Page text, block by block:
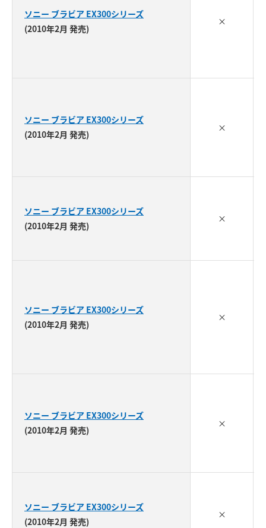
ソニー ブラビア EX300シリーズ
(2010年2月 発売)
×
ソニー ブラビア EX300シリーズ
(2010年2月 発売)
×
ソニー ブラビア EX300シリーズ
(2010年2月 発売)
×
ソニー ブラビア EX300シリーズ
(2010年2月 発売)
×
ソニー ブラビア EX300シリーズ
(2010年2月 発売)
×
ソニー ブラビア EX300シリーズ
(2010年2月 発売)
×